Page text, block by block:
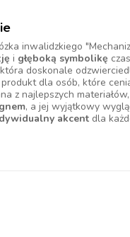
inwalidzkiego
i głęboką symbolikę
doskonale
produkt dla osób, które
z najlepszych
, a jej wyjątkowy
akcent dla